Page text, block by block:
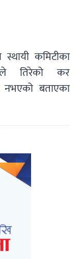
स्थायी कमिटीका
तिरेको कर
नभएको बताएका